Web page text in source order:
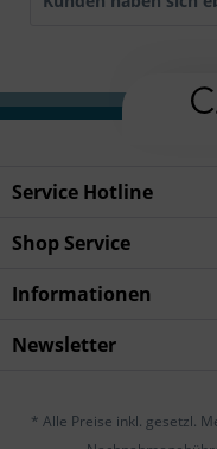
Service Hotline
Shop Service
Informationen
Newsletter
* Alle Preise inkl. gesetzl.